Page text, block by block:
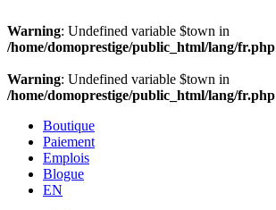
Warning: Undefined variable $town in
/home/domoprestige/public_html/lang/fr.php
Warning: Undefined variable $town in
/home/domoprestige/public_html/lang/fr.php
Boutique
Paiement
Emplois
Blogue
EN